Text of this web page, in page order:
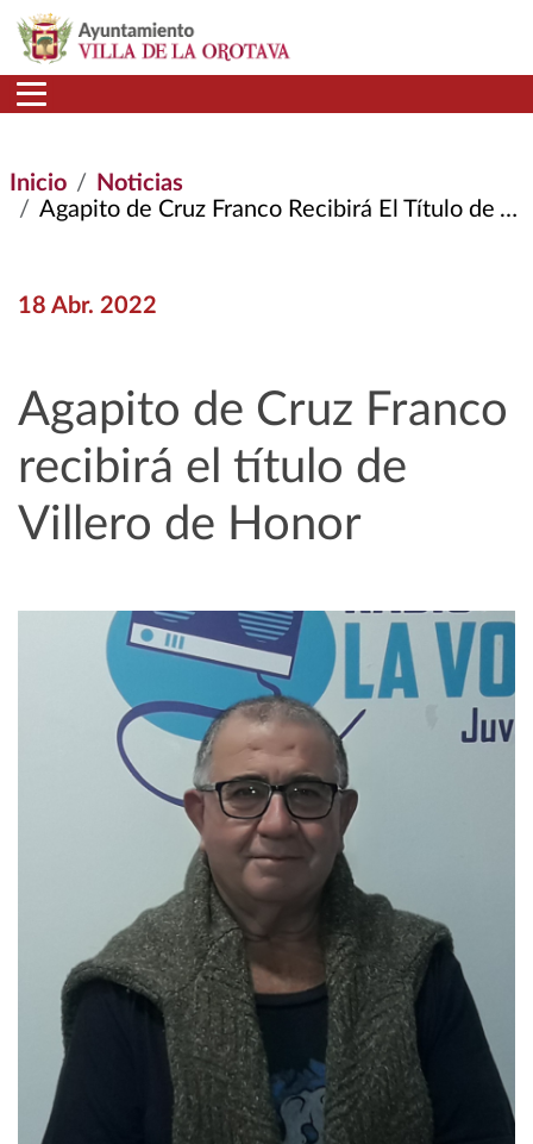
Pasar al contenido principal
Inicio
Noticias
Agapito de Cruz Franco Recibirá El Título de Villero de Honor
18 Abr. 2022
Agapito de Cruz Franco
recibirá el título de
Villero de Honor